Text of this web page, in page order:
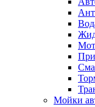
Мойки